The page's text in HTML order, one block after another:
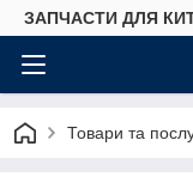
ЗАПЧАСТИ ДЛЯ
Товари та